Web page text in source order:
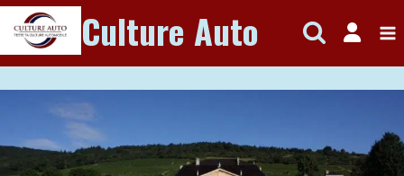
Aller
au
contenu
Culture Auto